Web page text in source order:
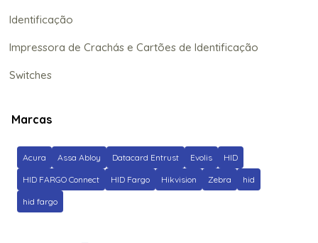
Identificação
Impressora de Crachás e Cartões de Identificação
Switches
Marcas
Acura Assa Abloy Datacard Entrust Evolis HID
HID FARGO Connect HID Fargo Hikvision Zebra hid
hid fargo